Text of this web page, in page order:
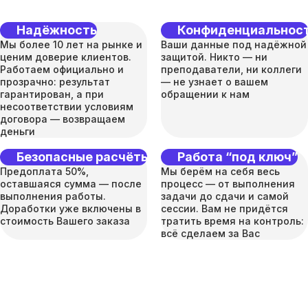
Надёжность
Мы более 10 лет на рынке и
ценим доверие клиентов.
Работаем официально и
прозрачно: результат
гарантирован, а при
несоответствии условиям
договора — возвращаем
деньги
Ваши данные под надёжной
защитой. Никто — ни
преподаватели, ни коллеги
— не узнает о вашем
обращении к нам
Безопасные расчёты
Предоплата 50%,
оставшаяся сумма — после
выполнения работы.
Доработки уже включены в
стоимость Вашего заказа
Работа “под ключ”
Мы берём на себя весь
процесс — от выполнения
задачи до сдачи и самой
сессии. Вам не придётся
тратить время на контроль:
всё сделаем за Вас